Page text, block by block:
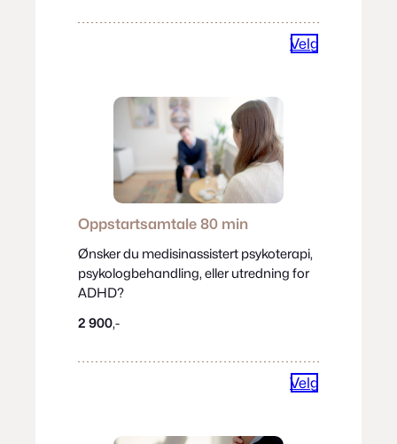
Velg
Oppstartsamtale 80 min
Ønsker du medisinassistert psykoterapi,
psykologbehandling, eller utredning for
ADHD?
2 900,-
Velg